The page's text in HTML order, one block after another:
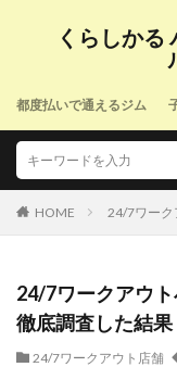
くらしかる
都度払いで通えるジム
HOME 24/7ワーク
24/7ワークアウ
徹底調査した結果
24/7ワークアウト店舗